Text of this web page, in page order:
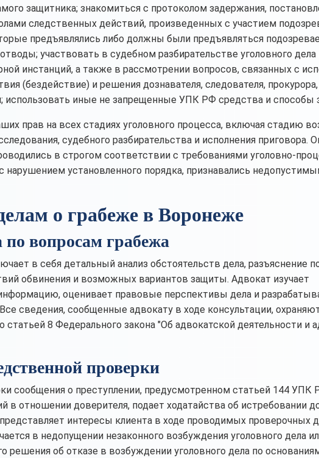
защитника; знакомиться с протоколом задержания,
следственных действий, произведенных с участием
предъявлялись либо должны были предъявляться
участвовать в судебном разбирательстве уголовного дела
инстанций, а также в рассмотрении вопросов, связанных с
(бездействие) и решения дознавателя, следователя,
использовать иные не запрещенные УПК РФ средства и способы
прав на всех стадиях уголовного процесса, включая стадию
судебного разбирательства и исполнения приговора.
в строгом соответствии с требованиями уголовно-
нарушением установленного порядка, признавались
о грабеже в Воронеже
по вопросам грабежа
в себя детальный анализ обстоятельств дела, разъяснение
обвинения и возможных вариантов защиты. Адвокат изучает
оценивает правовые перспективы дела и
сведения, сообщенные адвокату в ходе консультации,
8 Федерального закона "Об адвокатской деятельности и
проверки
сообщения о преступлении, предусмотренном статьей 144 УПК
в отношении доверителя, подает ходатайства об истребовании
интересы клиента в ходе проводимых проверочных
в недопущении незаконного возбуждения уголовного дела
решения об отказе в возбуждении уголовного дела по